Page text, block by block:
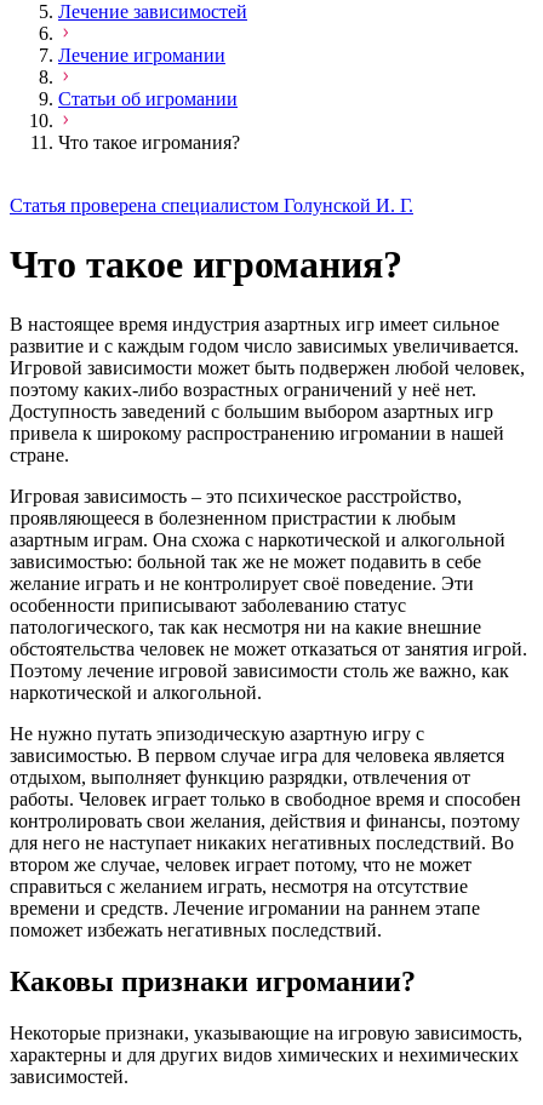
Лечение зависимостей
Лечение игромании
Статьи об игромании
Что такое игромания?
Статья проверена специалистом Голунской И. Г.
Что такое игромания?
В настоящее время индустрия азартных игр имеет сильное
развитие и с каждым годом число зависимых увеличивается.
Игровой зависимости может быть подвержен любой человек,
поэтому каких-либо возрастных ограничений у неё нет.
Доступность заведений с большим выбором азартных игр
привела к широкому распространению игромании в нашей
стране.
Игровая зависимость – это психическое расстройство,
проявляющееся в болезненном пристрастии к любым
азартным играм. Она схожа с наркотической и алкогольной
зависимостью: больной так же не может подавить в себе
желание играть и не контролирует своё поведение. Эти
особенности приписывают заболеванию статус
патологического, так как несмотря ни на какие внешние
обстоятельства человек не может отказаться от занятия игрой.
Поэтому лечение игровой зависимости столь же важно, как
наркотической и алкогольной.
Не нужно путать эпизодическую азартную игру с
зависимостью. В первом случае игра для человека является
отдыхом, выполняет функцию разрядки, отвлечения от
работы. Человек играет только в свободное время и способен
контролировать свои желания, действия и финансы, поэтому
для него не наступает никаких негативных последствий. Во
втором же случае, человек играет потому, что не может
справиться с желанием играть, несмотря на отсутствие
времени и средств. Лечение игромании на раннем этапе
поможет избежать негативных последствий.
Каковы признаки игромании?
Некоторые признаки, указывающие на игровую зависимость,
характерны и для других видов химических и нехимических
зависимостей.